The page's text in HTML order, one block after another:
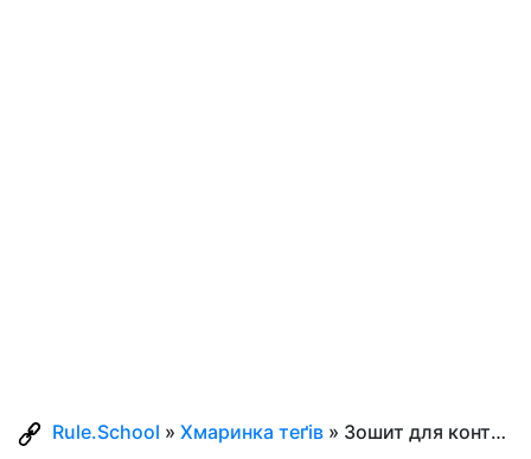
Rule.School » Хмаринка теґів » Зошит для контролю